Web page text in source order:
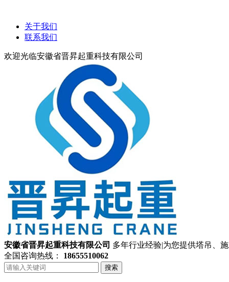
关于我们
联系我们
欢迎光临安徽省晋昇起重科技有限公司
安徽省晋昇起重科技有限公司 多年行业经验|为您提供塔吊、
全国咨询热线：
18655510062
搜索